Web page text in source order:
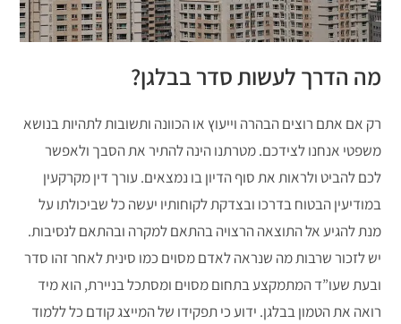
מה הדרך לעשות סדר בבלגן?
רק אם אתם רוצים הבהרה וייעוץ או הכוונה ותשובות לתהיות בנושא
משפטי אנחנו לצידכם. מטרתנו הינה להתיר את הסבך ולאפשר
לכם להביט ולראות את סוף הדיון בו נמצאים. עורך דין מקרקעין
במודיעין הבטוח בדרכו ובצדקת לקוחותיו יעשה כל שביכולתו על
מנת להגיע אל התוצאה הרצויה בהתאם למקרה ובהתאם לנסיבות.
יש לזכור שרבות מה שנראה לאדם מסוים כמו סינית לאחר זהו סדר
ובעת שעו”ד המתמקצע בתחום מסוים ומסתכל בניירת, הוא מיד
רואה את הטמון בבלגן. ידוע כי תפקידו של המייצג קודם כל ללמוד